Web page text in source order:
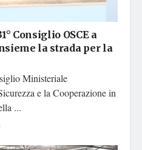
Consiglio OSCE a
la strada per la
Ministeriale
e la Cooperazione in
...